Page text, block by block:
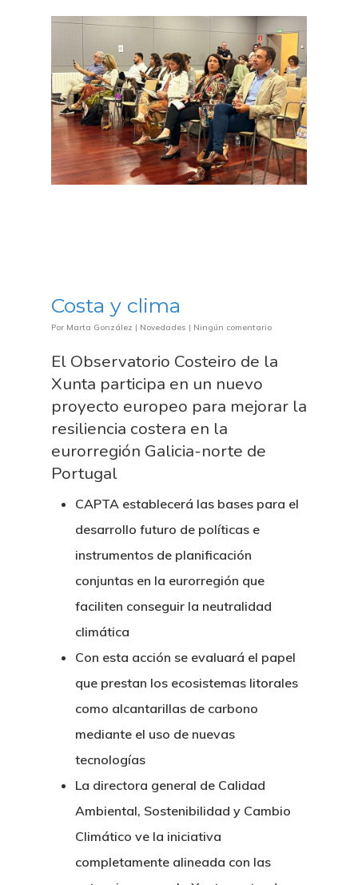
Costa y clima
Por Marta González | Novedades | Ningún comentario
El Observatorio Costeiro de la
Xunta participa en un nuevo
proyecto europeo para mejorar la
resiliencia costera en la
eurorregión Galicia-norte de
Portugal
CAPTA establecerá las bases para el
desarrollo futuro de políticas e
instrumentos de planificación
conjuntas en la eurorregión que
faciliten conseguir la neutralidad
climática
Con esta acción se evaluará el papel
que prestan los ecosistemas litorales
como alcantarillas de carbono
mediante el uso de nuevas
tecnologías
La directora general de Calidad
Ambiental, Sostenibilidad y Cambio
Climático ve la iniciativa
completamente alineada con las